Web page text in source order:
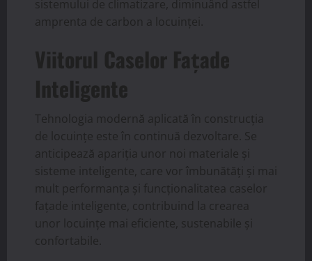
sistemului de climatizare, diminuând astfel
amprenta de carbon a locuinței.
Viitorul Caselor Fațade
Inteligente
Tehnologia modernă aplicată în construcția
de locuințe este în continuă dezvoltare. Se
anticipează apariția unor noi materiale și
sisteme inteligente, care vor îmbunătăți și mai
mult performanța și funcționalitatea caselor
fațade inteligente, contribuind la crearea
unor locuințe mai eficiente, sustenabile și
confortabile.